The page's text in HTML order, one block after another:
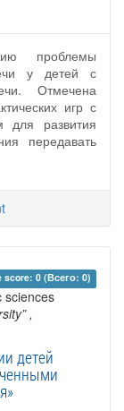
проблемы
у детей с
Отмечена
игр с
для развития
передавать
score: 0 (Всего: 0)
sciences
,
детей